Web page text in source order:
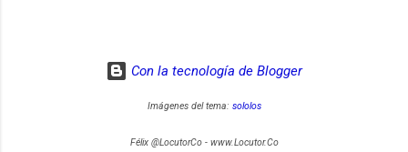
Con la tecnología de Blogger
Imágenes del tema: sololos
Félix @LocutorCo - www.Locutor.Co